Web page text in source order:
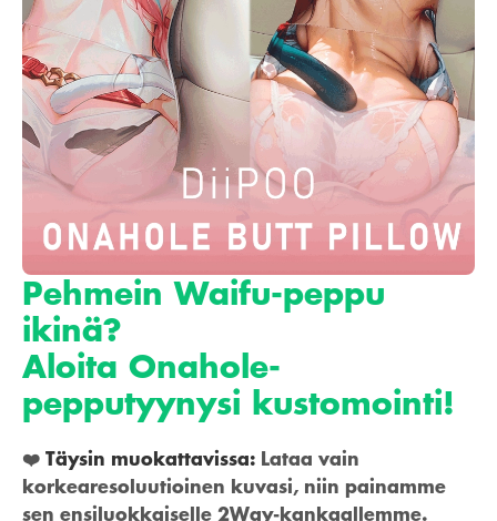
Pehmein Waifu-peppu
ikinä?
Aloita Onahole-
pepputyynysi kustomointi!
❤️ Täysin muokattavissa: Lataa vain
korkearesoluutioinen kuvasi, niin painamme
sen ensiluokkaiselle 2Way-kankaallemme.